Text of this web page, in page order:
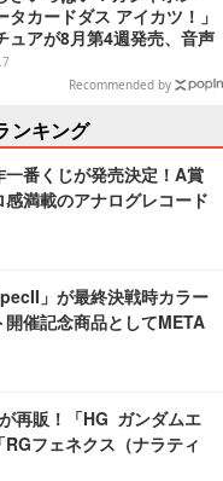
タカードダス アイカツ！」
ュアが8月第4週発売、音声
る特別仕様も当たる
Recommended by
ンキング
一番くじが発売決定！A賞
満載のアナログレコード
」が最終決戦時カラー
開催記念商品としてMETA
再販！「HG ガンダムエ
フェネクス（ナラティ